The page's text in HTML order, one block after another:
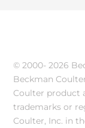
© 2000-2026
Beckman
Coulter product
trademarks or
Coulter, Inc. in